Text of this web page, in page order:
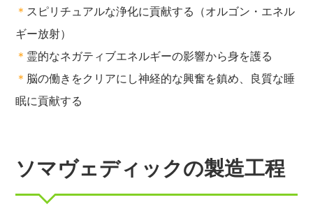
＊ スピリチュアルな浄化に貢献する（オルゴン・エネル
ギー放射）
＊ 霊的なネガティブエネルギーの影響から身を護る
＊ 脳の働きをクリアにし神経的な興奮を鎮め、良質な睡
眠に貢献する
ソマヴェディックの製造工程